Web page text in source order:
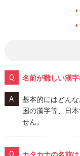
名前が難しい漢
基本的にはどん
国の漢字等、日
せん。